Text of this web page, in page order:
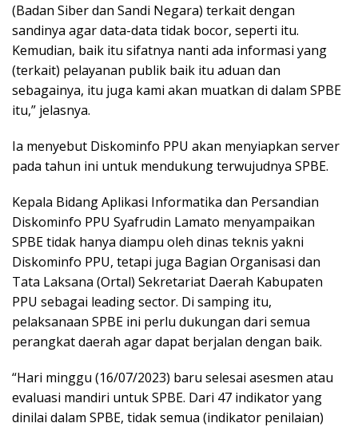
(Badan Siber dan Sandi Negara) terkait dengan
sandinya agar data-data tidak bocor, seperti itu.
Kemudian, baik itu sifatnya nanti ada informasi yang
(terkait) pelayanan publik baik itu aduan dan
sebagainya, itu juga kami akan muatkan di dalam SPBE
itu,” jelasnya.
Ia menyebut Diskominfo PPU akan menyiapkan server
pada tahun ini untuk mendukung terwujudnya SPBE.
Kepala Bidang Aplikasi Informatika dan Persandian
Diskominfo PPU Syafrudin Lamato menyampaikan
SPBE tidak hanya diampu oleh dinas teknis yakni
Diskominfo PPU, tetapi juga Bagian Organisasi dan
Tata Laksana (Ortal) Sekretariat Daerah Kabupaten
PPU sebagai leading sector. Di samping itu,
pelaksanaan SPBE ini perlu dukungan dari semua
perangkat daerah agar dapat berjalan dengan baik.
“Hari minggu (16/07/2023) baru selesai asesmen atau
evaluasi mandiri untuk SPBE. Dari 47 indikator yang
dinilai dalam SPBE, tidak semua (indikator penilaian)